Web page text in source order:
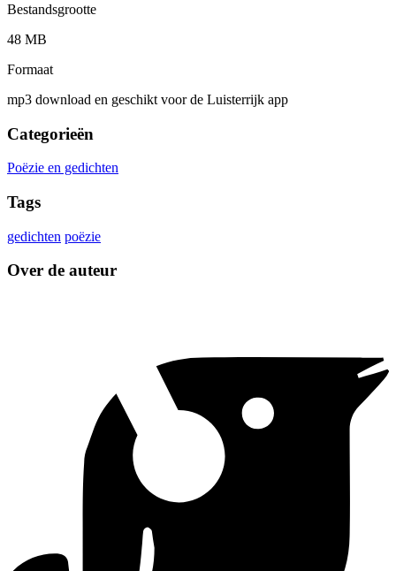
Bestandsgrootte
48 MB
Formaat
mp3 download en geschikt voor de Luisterrijk app
Categorieën
Poëzie en gedichten
Tags
gedichten poëzie
Over de auteur